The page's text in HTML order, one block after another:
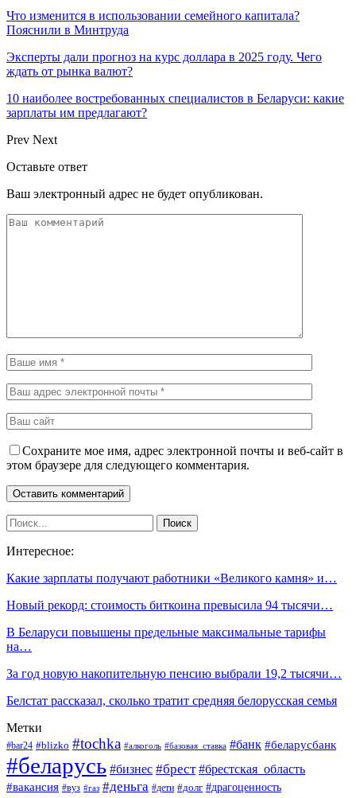
Что изменится в использовании семейного капитала?
Пояснили в Минтруда
Эксперты дали прогноз на курс доллара в 2025 году. Чего
ждать от рынка валют?
10 наиболее востребованных специалистов в Беларуси: какие
зарплаты им предлагают?
Prev Next
Оставьте ответ
Ваш электронный адрес не будет опубликован.
Сохраните мое имя, адрес электронной почты и веб-сайт в
этом браузере для следующего комментария.
Интересное:
Какие зарплаты получают работники «Великого камня» и…
Новый рекорд: стоимость биткоина превысила 94 тысячи…
В Беларуси повышены предельные максимальные тарифы
на…
За год новую накопительную пенсию выбрали 19,2 тысячи…
Белстат рассказал, сколько тратит средняя белорусская семья
Метки
#bar24 #blizko #tochka #алкоголь #базовая_ставка #банк #беларусбанк
#беларусь #бизнес #брест #брестская_область
#вакансия #вуз #газ #деньга #дети #долг #драгоценность